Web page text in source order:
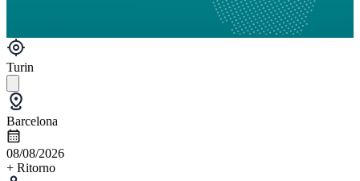
Turin
Barcelona
08/08/2026
+ Ritorno